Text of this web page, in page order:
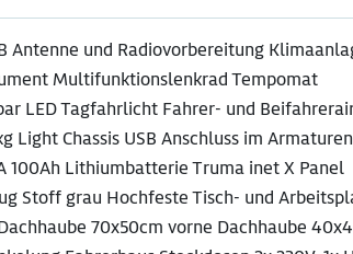
Antenne und Radiovorbereitung
Multifunktionslenkrad Tempomat
LED Tagfahrlicht Fahrer- und
Chassis USB Anschluss im
Lithiumbatterie Truma inet X Panel
Stoff grau Hochfeste Tisch- und
70x50cm vorne Dachhaube